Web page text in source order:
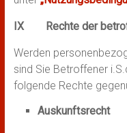
IX Rechte der
Werden
sind Sie Betroffener
folgende Rechte
Auskunftsrecht